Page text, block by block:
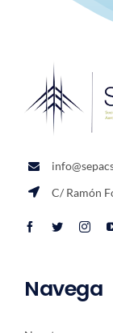
C/ Ramón
Navega